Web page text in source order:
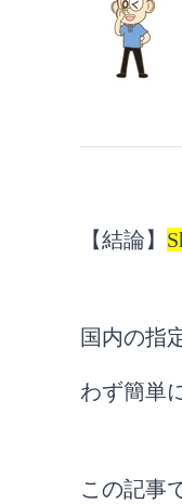
【結論】
国内の指
わず簡単
この記事